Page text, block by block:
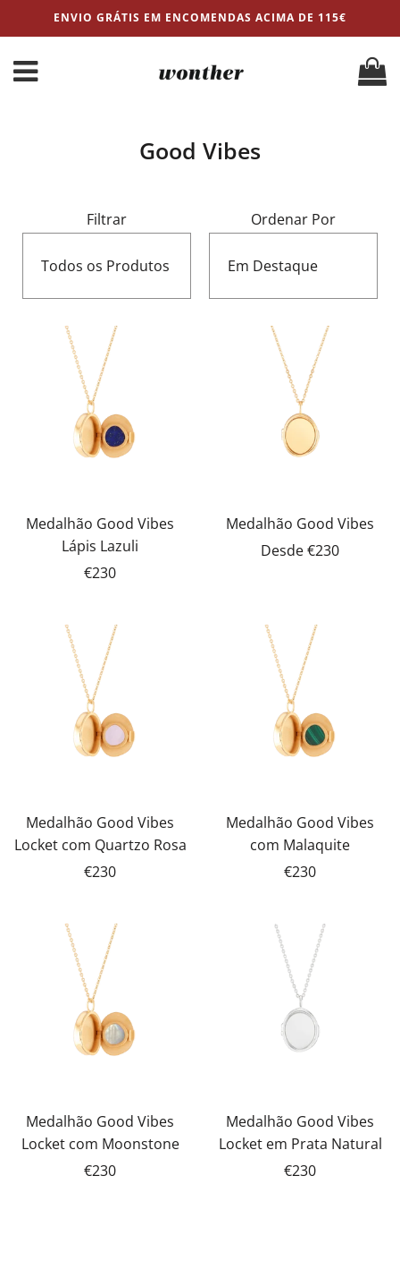
ENVIO GRÁTIS EM ENCOMENDAS ACIMA DE 115€
Good Vibes
Filtrar
Todos os Produtos
Ordenar Por
Em Destaque
Medalhão Good Vibes
Lápis Lazuli
€230
Medalhão Good Vibes
Desde€230
Medalhão Good Vibes
Locket com Quartzo Rosa
€230
Medalhão Good Vibes
com Malaquite
€230
Medalhão Good Vibes
Locket com Moonstone
€230
Medalhão Good Vibes
Locket em Prata Natural
€230